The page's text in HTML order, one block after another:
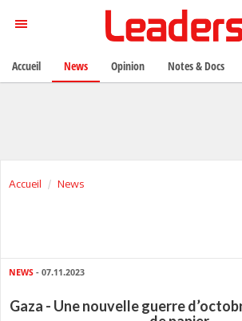
Accueil News
NEWS - 07.11.2023
Gaza - Une nouvelle guerre
Accueil News Opinion Notes & Docs